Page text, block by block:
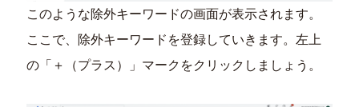
このような除外キーワードの画面が表示されます。
ここで、除外キーワードを登録していきます。左上
の「＋（プラス）」マークをクリックしましょう。